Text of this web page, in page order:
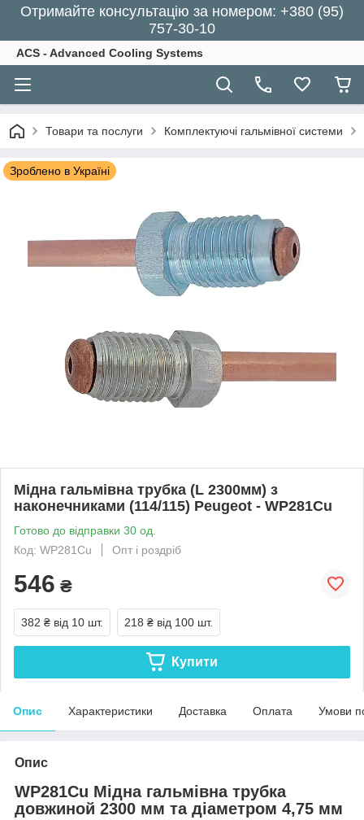
Отримайте консультацію за номером: +380 (95)
757-30-10
ACS - Advanced Cooling Systems
Товари та послуги Комплектуючі гальмівної системи
Зроблено в Україні
Мідна гальмівна трубка (L 2300мм) з
наконечниками (114/115) Peugeot - WP281Cu
Готово до відправки 30 од.
Код: WP281Cu
Опт і роздріб
546 ₴
382 ₴ від 10 шт. 218 ₴ від 100 шт.
Купити
Опис Характеристики Доставка Оплата Умови
Опис
WP281Cu Мідна гальмівна трубка
довжиной 2300 мм та діаметром 4,75 мм